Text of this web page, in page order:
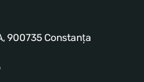
900735 Constanța